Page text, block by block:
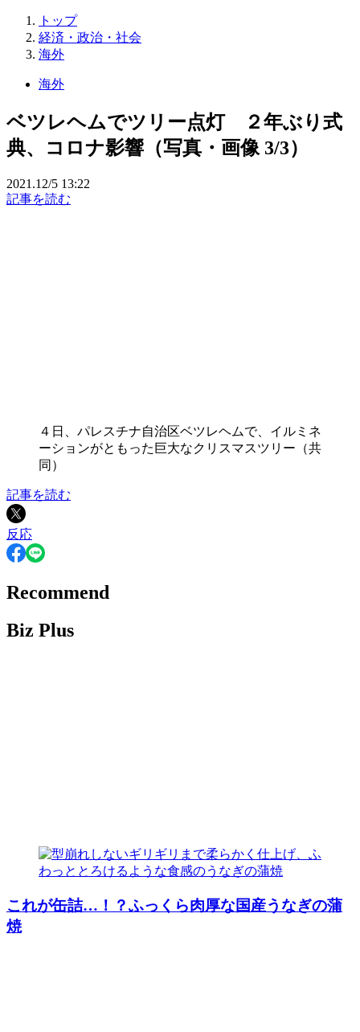
トップ
経済・政治・社会
海外
海外
ベツレヘムでツリー点灯 ２年ぶり式
典、コロナ影響（写真・画像 3/3）
2021.12/5 13:22
記事を読む
４日、パレスチナ自治区ベツレヘムで、イルミネ
ーションがともった巨大なクリスマスツリー（共
同）
記事を読む
反応
Recommend
Biz Plus
これが缶詰…！？ふっくら肉厚な国産うなぎの蒲
焼